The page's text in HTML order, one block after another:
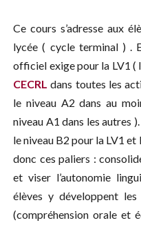
Ce cours s’adresse aux
lycée ( cycle terminal ) .
officiel exige pour la LV1 (
CECRL dans toutes les
le niveau A2 dans au
niveau A1 dans les autres
le niveau B2 pour la LV1
donc ces paliers :
et viser l’autonomie
élèves y développent
(compréhension orale et